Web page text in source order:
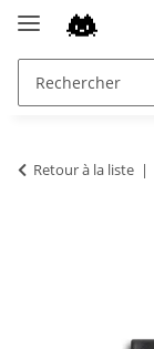
Retour à la liste